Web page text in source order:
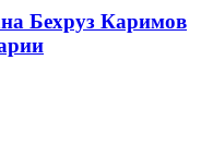
Бехруз Каримов